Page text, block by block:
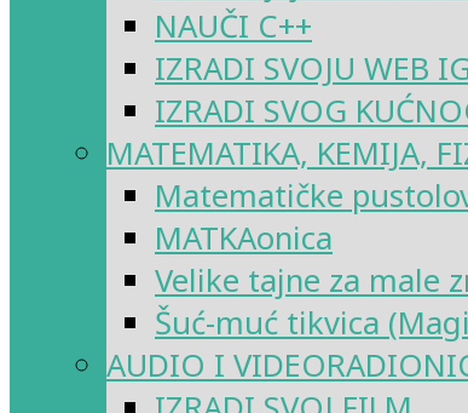
NAUČI C++
IZRADI SVOJU WEB
IZRADI SVOG
MATEMATIKA, KEMIJA,
Matematičke
MATKAonica
Velike tajne za male
Šuć-muć tikvica
AUDIO I